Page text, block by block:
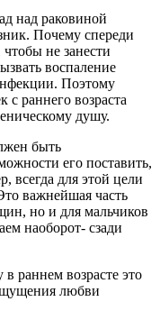
над раковиной
Почему спереди
не занести
воспаление
Поэтому
с раннего возраста
душу.
быть
его поставить,
всегда для этой цели
важнейшая часть
но и для мальчиков
наоборот- сзади
раннем возрасте это
любви